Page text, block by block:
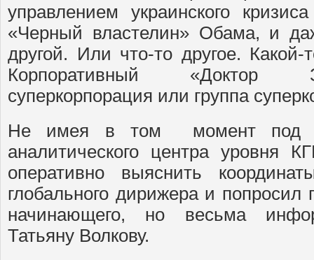
управлением украинского
«Черный властелин» Обама, и
другой. Или что-то другое. Какой-
Корпоративный «Доктор
суперкорпорация или группа
Не имея в том момент под
аналитического центра
оперативно выяснить
глобального дирижера и попросил
начинающего, но весьма
Татьяну Волкову.